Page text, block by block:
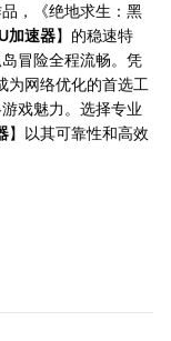
，《绝地求生：黑
加速器】的稳速特
冒险全程流畅。凭
为网络优化的首选工
戏魅力。选择专业
】以其可靠性和高效